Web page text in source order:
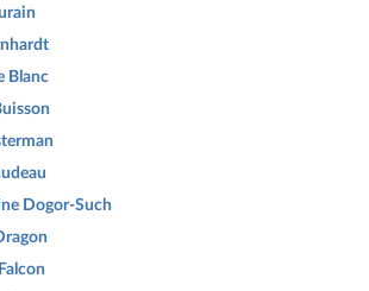
Blanc
Dogor-Such